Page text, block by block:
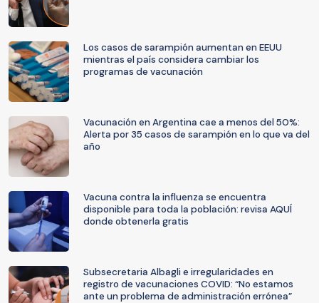
Los casos de sarampión aumentan en EEUU
mientras el país considera cambiar los
programas de vacunación
Vacunación en Argentina cae a menos del 50%:
Alerta por 35 casos de sarampión en lo que va del
año
Vacuna contra la influenza se encuentra
disponible para toda la población: revisa AQUÍ
donde obtenerla gratis
Subsecretaria Albagli e irregularidades en
registro de vacunaciones COVID: “No estamos
ante un problema de administración errónea”